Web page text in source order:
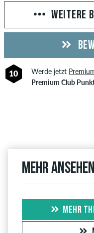
WEITERE
10 Werde jetzt
Premium Club
Mehr ansehen
MEHR